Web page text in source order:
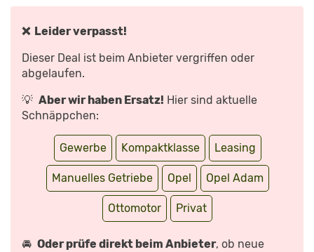
❌ Leider verpasst!
Dieser Deal ist beim Anbieter vergriffen oder
abgelaufen.
💡 Aber wir haben Ersatz! Hier sind aktuelle
Schnäppchen:
Gewerbe Kompaktklasse Leasing
Manuelles Getriebe Opel Opel Adam
Ottomotor Privat
🚘 Oder prüfe direkt beim Anbieter, ob neue